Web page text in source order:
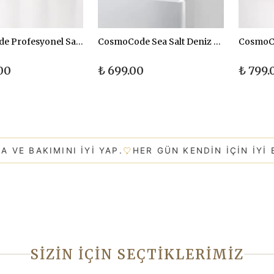
CosmoCode Profesyonel Saç Bakım ve Şekillendirici 4'lü Set CosmoCode Sea Salt Deniz Tuzu Spreyi 200 ml
₺ 699.00 ₺
IYI YAP. HER GÜN KENDIN IÇIN IYI BIR
SİZİN İÇİN SEÇTİKLERİMİZ